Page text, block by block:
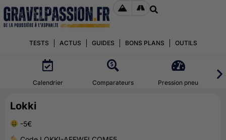
TESTS ACTUS GUIDES BONS PLANS OUTILS
Calendrier Comparateurs Pression pneu
Lokki
-5€